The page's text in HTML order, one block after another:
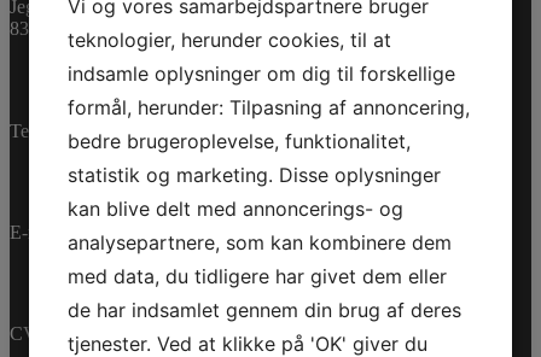
Varenummer (SKU):
0462545
Kategorier:PWC
Reservedele
Jegstrupvej 280
8361 Hasselager
Telefon: +45 70 200 600
E-mail: info@jettrade.dk
CVR-nummer: 27233678
Vi og vores samarbejdspartnere bruger
teknologier, herunder cookies, til at
indsamle oplysninger om dig til forskellige
formål, herunder: Tilpasning af annoncering,
bedre brugeroplevelse, funktionalitet,
statistik og marketing. Disse oplysninger
kan blive delt med annoncerings- og
analysepartnere, som kan kombinere dem
med data, du tidligere har givet dem eller
de har indsamlet gennem din brug af deres
tjenester. Ved at klikke på 'OK' giver du